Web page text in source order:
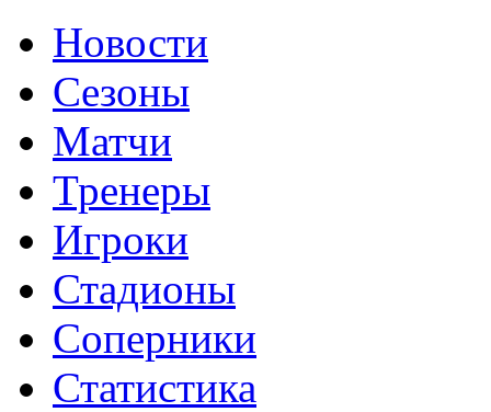
Новости
Сезоны
Матчи
Тренеры
Игроки
Стадионы
Соперники
Статистика